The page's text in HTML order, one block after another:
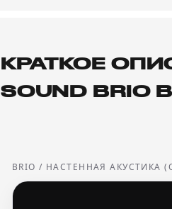
КРАТКОЕ
SOUND BRIO
BRIO / НАСТЕННАЯ АКУСТИКА